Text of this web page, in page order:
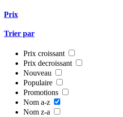
Prix
Trier par
Prix croissant
Prix decroissant
Nouveau
Populaire
Promotions
Nom a-z
Nom z-a